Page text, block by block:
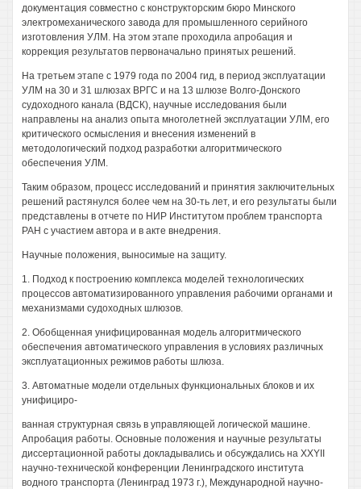
документация совместно с конструкторским бюро Минского
электромеханического завода для промышленного серийного
изготовления УЛМ. На этом этапе проходила апробация и
коррекция результатов первоначально принятых решений.
На третьем этапе с 1979 года по 2004 гид, в период эксплуатации
УЛМ на 30 и 31 шлюзах ВРГС и на 13 шлюзе Волго-Донского
судоходного канала (ВДСК), научные исследования были
направлены на анализ опыта многолетней эксплуатации УЛМ, его
критического осмысления и внесения изменений в
методологический подход разработки алгоритмического
обеспечения УЛМ.
Таким образом, процесс исследований и принятия заключительных
решений растянулся более чем на 30-ть лет, и его результаты были
представлены в отчете по НИР Институтом проблем транспорта
РАН с участием автора и в акте внедрения.
Научные положения, выносимые на защиту.
1. Подход к построению комплекса моделей технологических
процессов автоматизированного управления рабочими органами и
механизмами судоходных шлюзов.
2. Обобщенная унифицированная модель алгоритмического
обеспечения автоматического управления в условиях различных
эксплуатационных режимов работы шлюза.
3. Автоматные модели отдельных функциональных блоков и их
унифициро-
ванная структурная связь в управляющей логической машине.
Апробация работы. Основные положения и научные результаты
диссертационной работы докладывались и обсуждались на XXYII
научно-технической конференции Ленинградского института
водного транспорта (Ленинград 1973 г.), Международной научно-